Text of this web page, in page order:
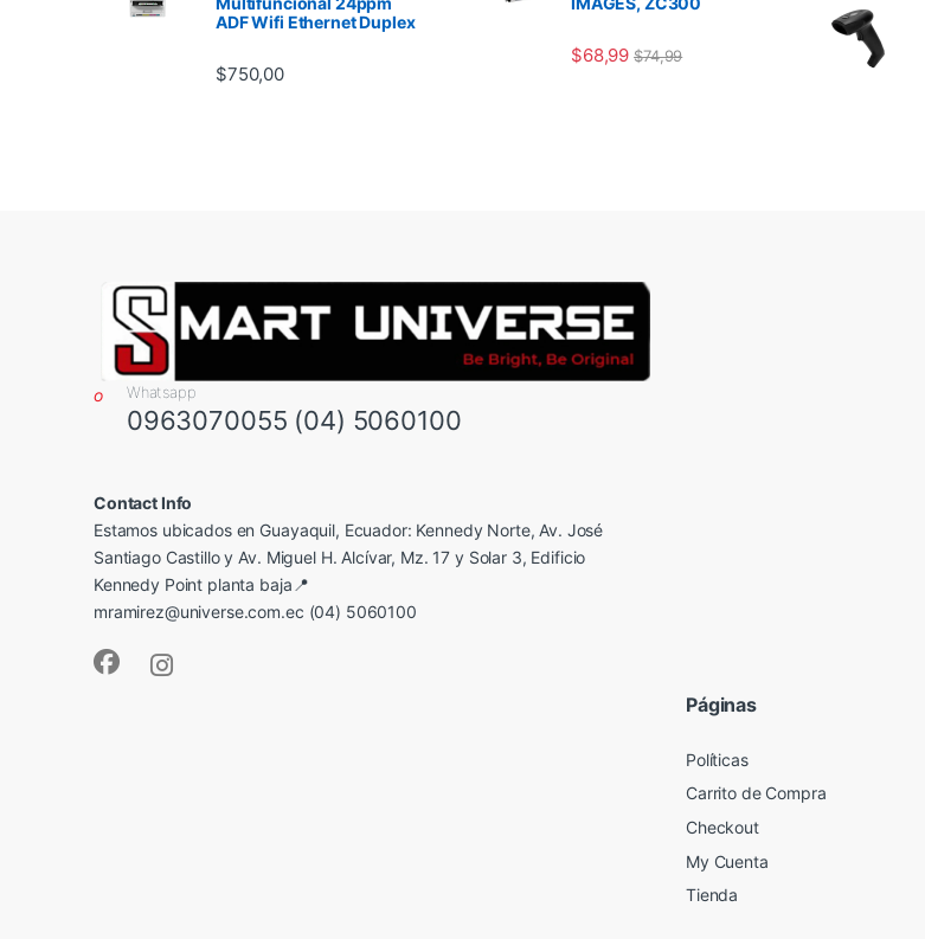
ADF Wifi Ethernet Duplex
$750,00
$68,99 $74,99
Whatsapp
0963070055 (04) 5060100
Contact Info
Estamos ubicados en Guayaquil, Ecuador: Kennedy Norte, Av. José
Santiago Castillo y Av. Miguel H. Alcívar, Mz. 17 y Solar 3, Edificio
Kennedy Point planta baja📍
mramirez@universe.com.ec (04) 5060100
Páginas
Políticas
Carrito de Compra
Checkout
My Cuenta
Tienda